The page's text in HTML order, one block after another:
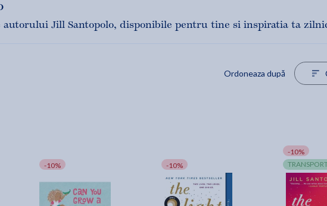
autorului Jill Santopolo, disponibile pentru tine si inspiratia ta
Ordoneaza după
-10% -10%
-10%